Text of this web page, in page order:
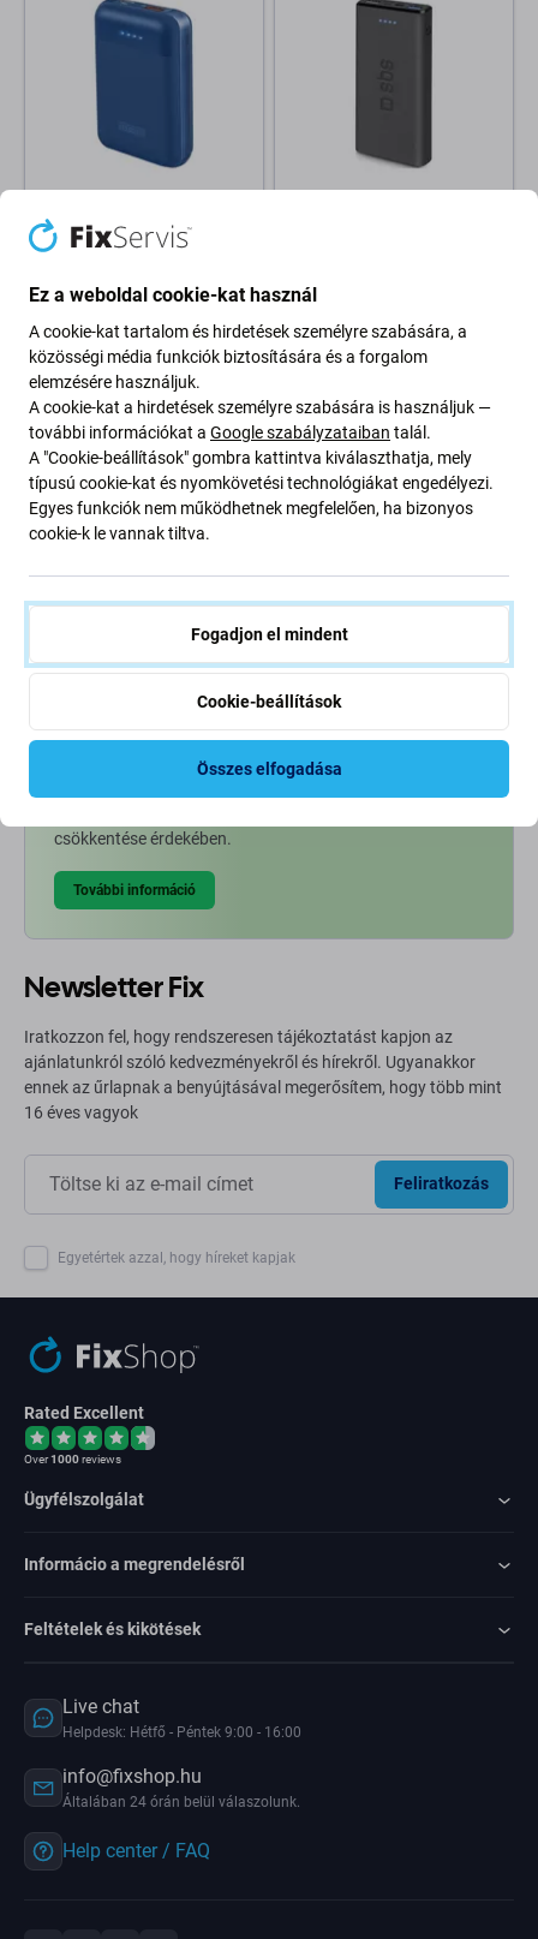
SBS - PowerBank 10 000 mAh,
USB, USB-C PowerDelivery
RENDELÉSRE RAKTÁRON 2 db
Going Green
Bolygónk védelme érdekében folyamatosan javítjuk szén-
csökkentése érdekében.
További információ
Newsletter Fix
Iratkozzon fel, hogy rendszeresen tájékoztatást kapjon az
ajánlatunkról szóló kedvezményekről és hírekről. Ugyanakkor
ennek az űrlapnak a benyújtásával megerősítem, hogy több mint
16 éves vagyok
Feliratkozás
Egyetértek azzal, hogy híreket kapjak
Rated Excellent
Over1000reviews
Ügyfélszolgálat
Informácio a megrendelésről
Feltételek és kikötések
Live chat
Helpdesk: Hétfő - Péntek 9:00 - 16:00
info@fixshop.hu
Általában 24 órán belül válaszolunk.
Help center / FAQ
Ez a weboldal cookie-kat használ
A cookie-kat tartalom és hirdetések személyre szabására, a
közösségi média funkciók biztosítására és a forgalom
elemzésére használjuk.
A cookie-kat a hirdetések személyre szabására is használjuk —
további információkat a Google szabályzataiban talál.
A "Cookie-beállítások" gombra kattintva kiválaszthatja, mely
típusú cookie-kat és nyomkövetési technológiákat engedélyezi.
Egyes funkciók nem működhetnek megfelelően, ha bizonyos
cookie-k le vannak tiltva.
Fogadjon el mindent
Cookie-beállítások
Összes elfogadása